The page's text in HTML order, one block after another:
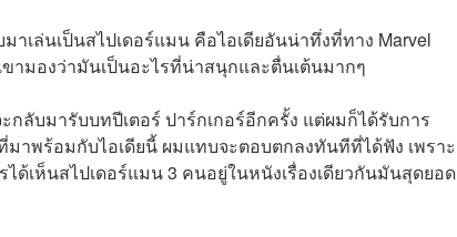
าเล่นเป็นสไปเดอร์แมน คือไอเดียอันน่าทึ่งที่ทาง Marvel
ามองว่ามันเป็นอะไรที่น่าสนุกและตื่นเต้นมากๆ
ลับมารับบทปีเตอร์ ปาร์กเกอร์อีกครั้ง แต่ผมก็ได้รับการ
มาพร้อมกับไอเดียนี้ ผมแทบจะตอบตกลงทันทีที่ได้ฟัง เพราะ
เห็นสไปเดอร์แมน 3 คนอยู่ในหนังเรื่องเดียวกันมันสุดยอด